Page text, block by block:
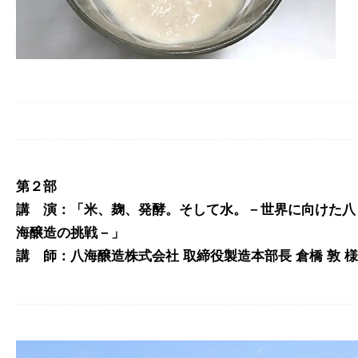
第２部
講 演：「米、麹、発酵。そして水。－世界に向けた八
海醸造の挑戦－」
講 師：八海醸造株式会社 取締役製造本部長 倉橋 敦 様